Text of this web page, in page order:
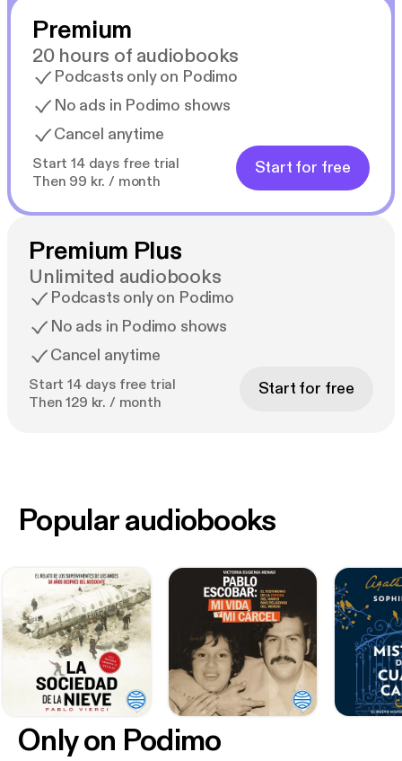
Premium
20 hours of audiobooks
Podcasts only on Podimo
No ads in Podimo shows
Cancel anytime
Start 14 days free trial
Then 99 kr. / month
Start for free
Premium Plus
Unlimited audiobooks
Podcasts only on Podimo
No ads in Podimo shows
Cancel anytime
Start 14 days free trial
Then 129 kr. / month
Start for free
Only on Podimo
Popular audiobooks